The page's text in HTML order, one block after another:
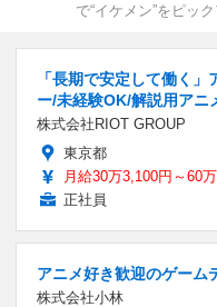
で“イケメン”をピッ
「長期で安定して働く
ー/未経験OK/解説用アニ
株式会社RIOT GROUP
東京都
月給30万3,100円～60
正社員
アニメ好き歓迎のゲーム
株式会社小林